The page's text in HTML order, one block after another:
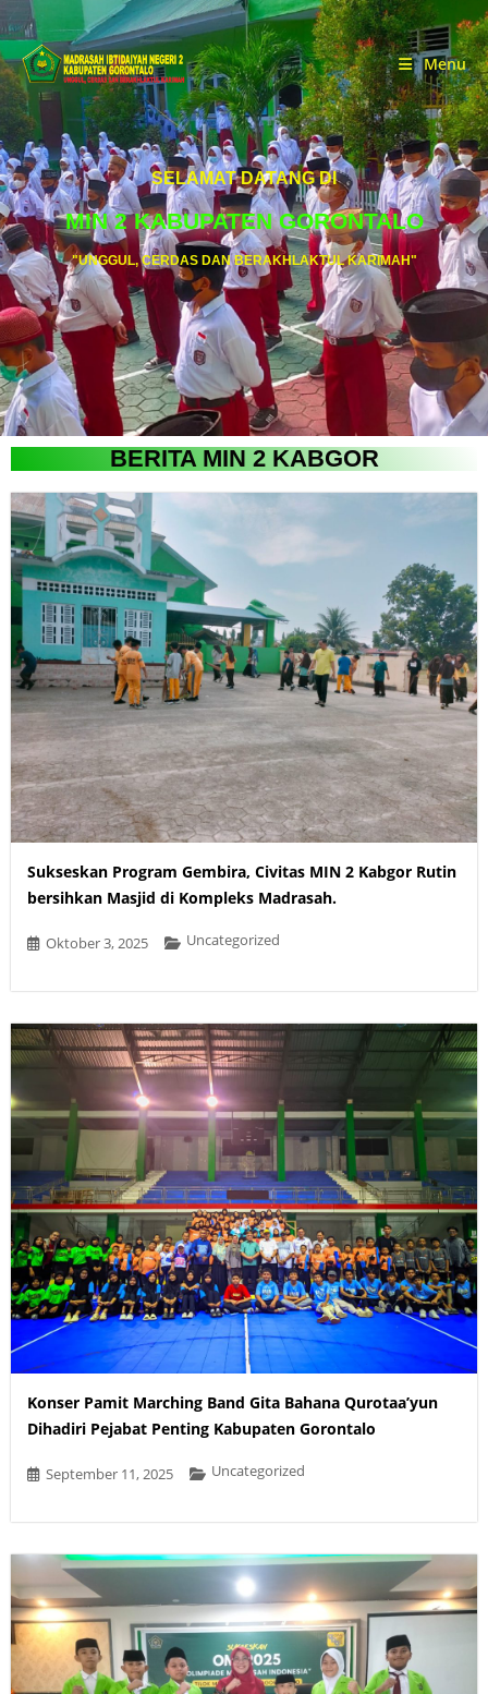
Menu
SELAMAT DATANG DI
MIN 2 KABUPATEN GORONTALO
"UNGGUL, CERDAS DAN BERAKHLAKTUL KARIMAH"
BERITA MIN 2 KABGOR
Sukseskan Program Gembira, Civitas MIN 2 Kabgor Rutin
bersihkan Masjid di Kompleks Madrasah.
Oktober 3, 2025 Uncategorized
Konser Pamit Marching Band Gita Bahana Qurotaa’yun
Dihadiri Pejabat Penting Kabupaten Gorontalo
September 11, 2025 Uncategorized